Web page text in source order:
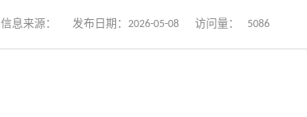
信息来源： 发布日期：2026-05-08 访问量： 5086